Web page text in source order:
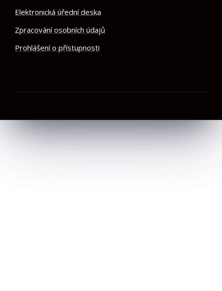
Elektronická úřední deska
Zpracování osobních údajů
Prohlášení o přístupnosti